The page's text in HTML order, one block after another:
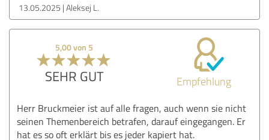
13.05.2025 Aleksej L.
5,00 von 5
SEHR GUT Empfehlung
Herr Bruckmeier ist auf alle fragen, auch wenn sie nicht
seinen Themenbereich betrafen, darauf eingegangen. Er
hat es so oft erklärt bis es jeder kapiert hat.